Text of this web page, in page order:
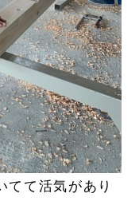
てて活気があり